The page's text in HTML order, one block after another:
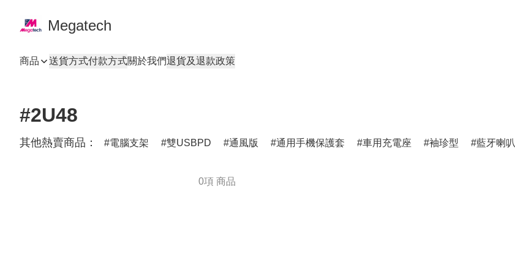
Megatech
商品 送貨方式付款方式關於我們退貨及退款政策
#2U48
其他熱賣商品： 電腦支架 雙USBPD 通風版 通用手機保護套 車用充電座 袖珍型 藍牙喇叭
0項 商品